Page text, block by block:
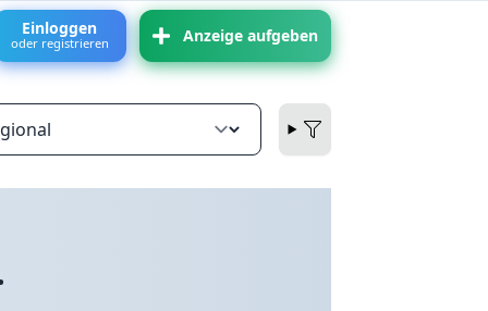
Einloggen
oder registrieren Anzeige aufgeben